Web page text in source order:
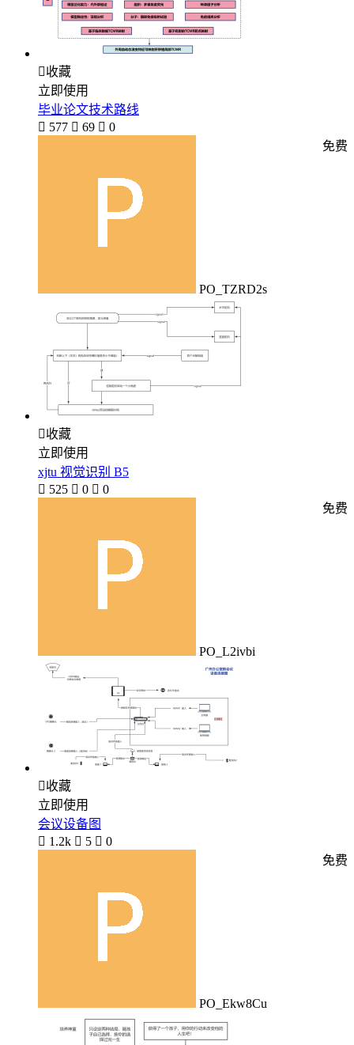
收藏
立即使用
毕业论文技术路线
 577  69  0
PO_TZRD2s
免费
收藏
立即使用
xjtu 视觉识别 B5
 525  0  0
PO_L2ivbi
免费
收藏
立即使用
会议设备图
 1.2k  5  0
PO_Ekw8Cu
免费